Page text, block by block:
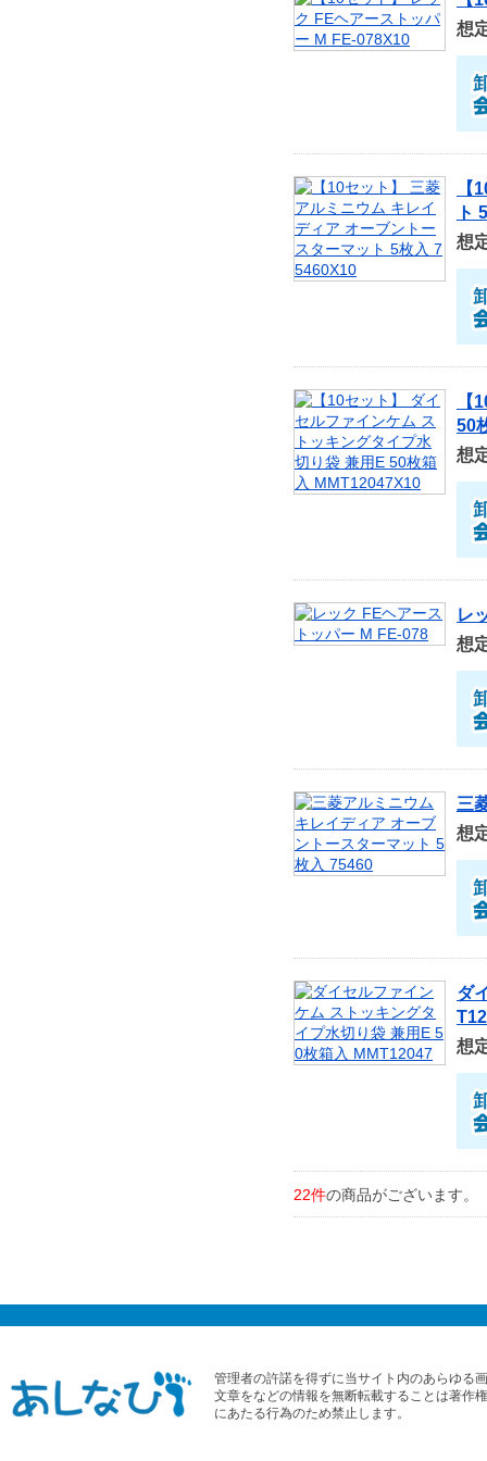
想
【
ト
想
【
50
想
レ
想
三
想
ダ
想
22件の商品がございます。
管理者の許諾を得ずに当サイト内のあらゆる
文章をなどの情報を無断転載することは著作
にあたる行為のため禁止します。